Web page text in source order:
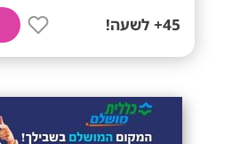
45+ לשעה!